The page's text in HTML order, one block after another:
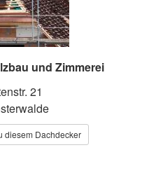
und Zimmerei
21
diesem Dachdecker